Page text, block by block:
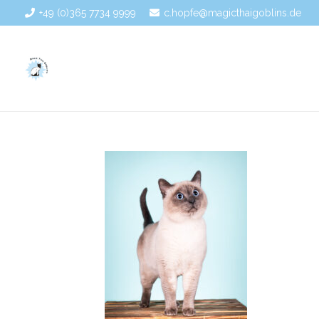
+49 (0)365 7734 9999 c.hopfe@magicthaigoblins.de